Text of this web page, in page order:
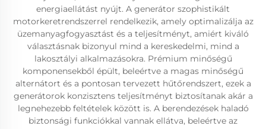
energiaellátást nyújt. A generátor szophistikált
motorkeretrendszerrel rendelkezik, amely optimalizálja az
üzemanyagfogyasztást és a teljesítményt, amiért kiváló
választásnak bizonyul mind a kereskedelmi, mind a
lakosztályi alkalmazásokra. Prémium minőségű
komponensekből épült, beleértve a magas minőségű
alternátort és a pontosan tervezett hűtőrendszert, ezek a
generátorok konzisztens teljesítményt biztosítanak akár a
legnehezebb feltételek között is. A berendezések haladó
biztonsági funkciókkal vannak ellátva, beleértve az